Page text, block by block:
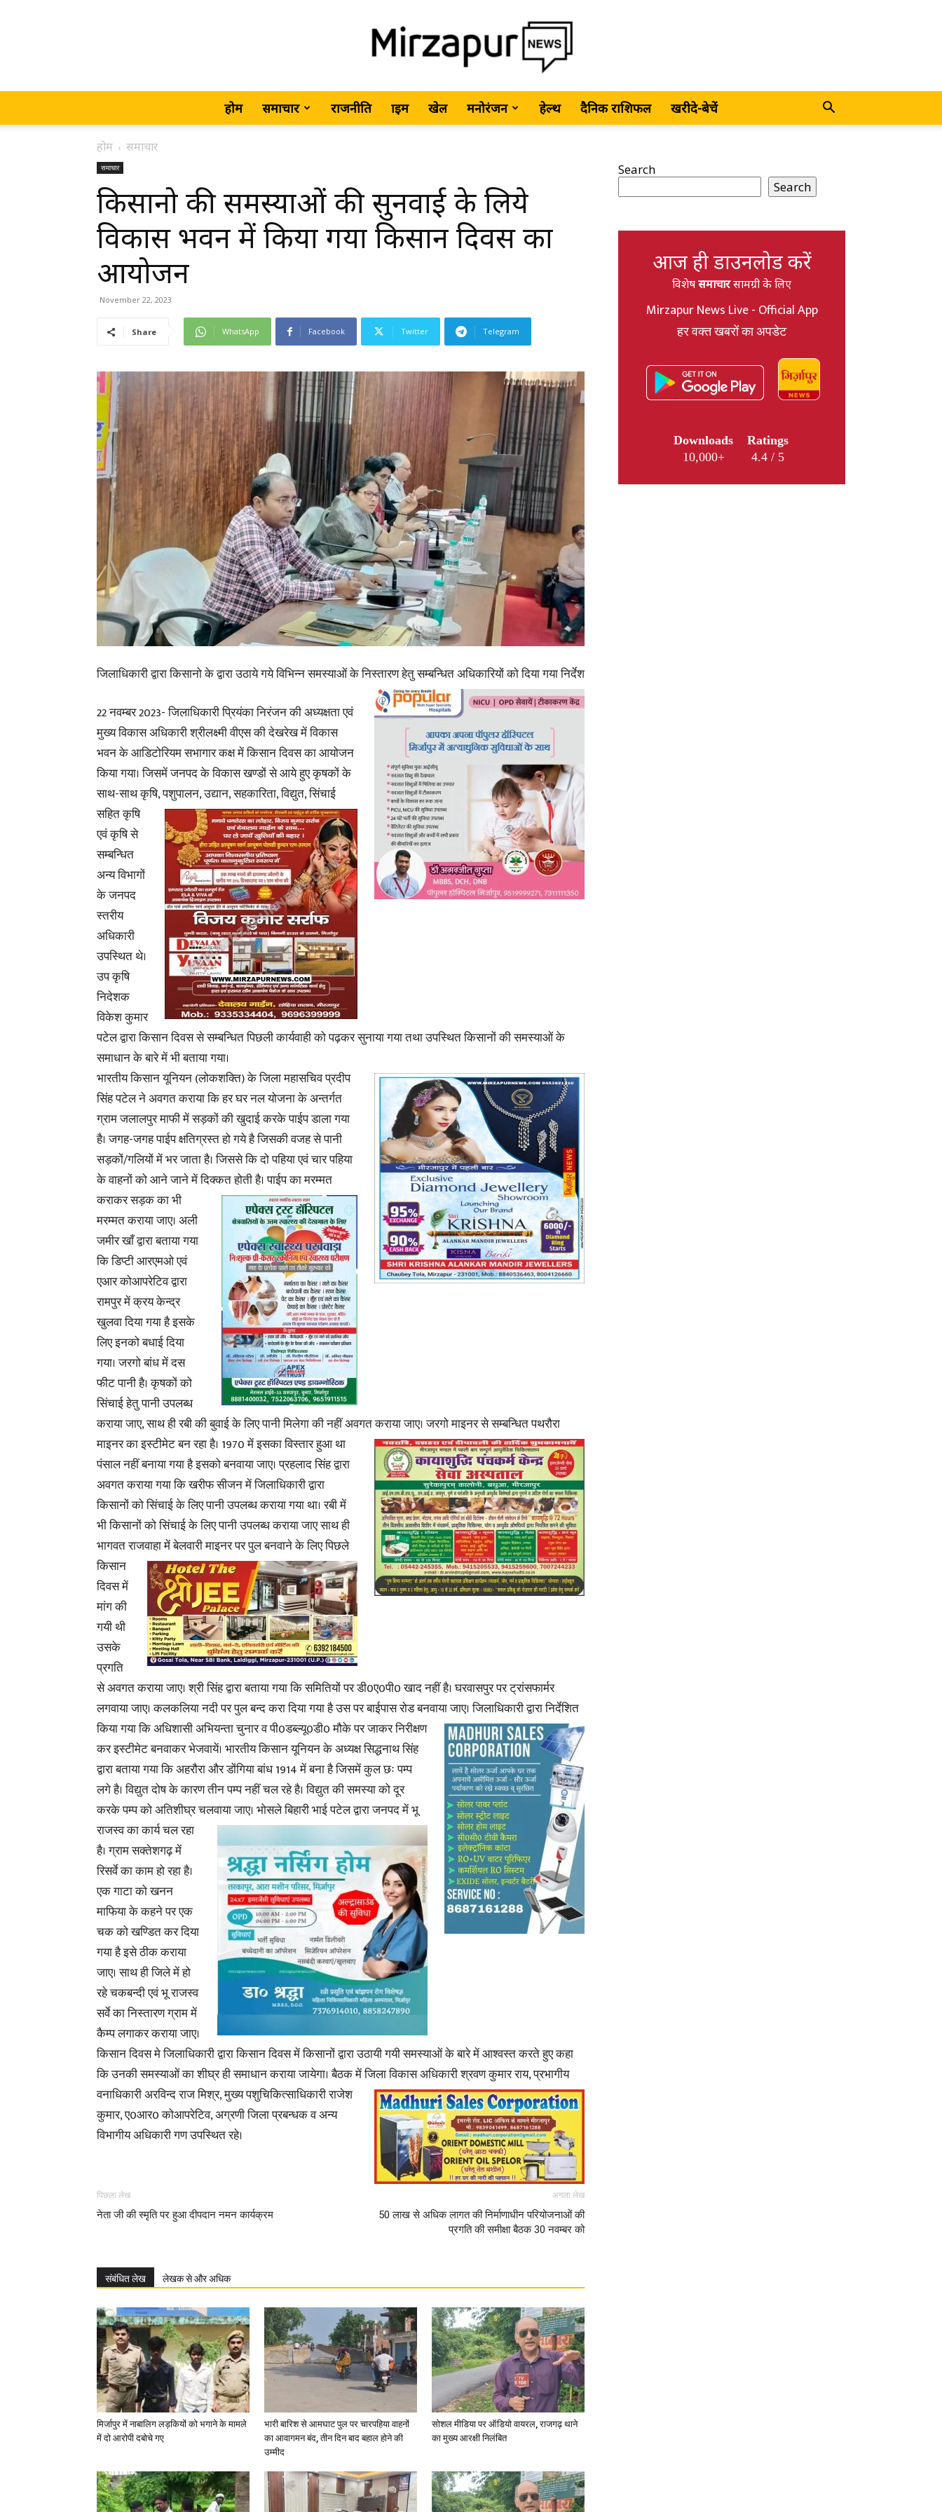
MirzapurNews.com
•
News,
News
in
Hindi,
Today
News
Paper
होम समाचार राजनीति क्राइम खेल मनोरंजन हेल्थ दैनिक राशिफल खरीदे-बेचें
होम समाचार
समाचार
किसानो की समस्याओं की सुनवाई के लिये
विकास भवन में किया गया किसान दिवस का
आयोजन
November 22, 2023
Share WhatsApp Facebook Twitter Telegram
जिलाधिकारी द्वारा किसानो के द्वारा उठाये गये विभिन्न समस्याओं के निस्तारण हेतु सम्बन्धित अधिकारियों को दिया गया निर्देश
22 नवम्बर 2023- जिलाधिकारी प्रियंका निरंजन की अध्यक्षता एवं
मुख्य विकास अधिकारी श्रीलक्ष्मी वीएस की देखरेख में विकास
भवन के आडिटोरियम सभागार कक्ष में किसान दिवस का आयोजन
किया गया। जिसमें जनपद के विकास खण्डों से आये हुए कृषकों के
साथ-साथ कृषि, पशुपालन, उद्यान, सहकारिता,विद्युत, सिंचाई
सहित कृषि
एवं कृषि से
सम्बन्धित
अन्य विभागों
के जनपद
स्तरीय
अधिकारी
उपस्थित थे।
उप कृषि
निदेशक
विकेश कुमार
पटेल द्वारा किसान दिवस से सम्बन्धित पिछली कार्यवाही को पढ़कर सुनाया गया तथा उपस्थित किसानों की समस्याओं के
समाधान के बारे में भी बताया गया।
भारतीय किसान यूनियन (लोकशक्ति) के जिलामहासचिव प्रदीप
सिंह पटेल ने अवगत कराया कि हर घर नल योजना के अन्तर्गत
ग्राम जलालपुर माफी में सड़कों की खुदाई करके पाईप डाला गया
है। जगह-जगह पाईप क्षतिग्रस्त हो गये है जिसकी वजह से पानी
सड़कों/गलियों में भर जाता है। जिससे कि दो पहिया एवं चार पहिया
के वाहनों को आने जाने में दिक्कत होती है। पाईप का मरम्मत
कराकर सड़कका भी
मरम्मत कराया जाए। अली
जमीर खाँ द्वारा बताया गया
कि डिप्टी आरएमओ एवं
एआर कोआपरेटिव द्वारा
रामपुर में क्रय केन्द्र
खुलवा दिया गया है इसके
लिए इनको बधाई दिया
गया। जरगो बांध में दस
फीट पानी है। कृषकों को
सिंचाई हेतु पानी उपलब्ध
कराया जाए, साथ ही रबी की बुवाई के लिए पानी मिलेगा की नहीं अवगत कराया जाए।जरगो माइनर से सम्बन्धित पथरौरा
माइनर का इस्टीमेट बन रहा है। 1970 में इसका विस्तार हुआ था
पंसाल नहीं बनाया गया है इसको बनवाया जाए। प्रहलाद सिंह द्वारा
अवगत कराया गया कि खरीफ सीजन में जिलाधिकारी द्वारा
किसानों को सिंचाई के लिए पानी उपलब्ध कराया गया था। रबी में
भी किसानों को सिंचाई के लिए पानी उपलब्ध कराया जाए साथ ही
भागवत राजवाहा में बेलवारी माइनर पर पुल बनवाने के लिएपिछले
किसान
दिवस में
मांग की
गयी थी
उसके
प्रगति
से अवगत कराया जाए। श्री सिंह द्वारा बताया गया कि समितियों पर डी0ए0पी0 खाद नहीं है। घरवासपुर पर ट्रांसफार्मर
लगवाया जाए। कलकलिया नदी पर पुल बन्द करा दिया गया है उस पर बाईपास रोड बनवाया जाए। जिलाधिकारी द्वारा निर्देशित
किया गया कि अधिशासी अभियन्ता चुनार वपी0डब्ल्यू0डी0 मौके पर जाकर निरीक्षण
कर इस्टीमेट बनवाकर भेजवायें। भारतीय किसान यूनियन के अध्यक्ष सिद्धनाथ सिंह
द्वारा बताया गया कि अहरौरा और डोंगिया बांध 1914 में बना है जिसमें कुल छः पम्प
लगे है। विद्युत दोष के कारण तीन पम्प नहीं चल रहे है। विद्युत की समस्या को दूर
करके पम्प को अतिशीघ्र चलवाया जाए। भोसले बिहारी भाई पटेल द्वारा जनपद में भू
राजस्व का कार्य चल रहा
है। ग्राम सक्तेशगढ़ में
रिसर्वे का काम हो रहा है।
एक गाटा को खनन
माफिया के कहने पर एक
चक को खण्डित कर दिया
गया है इसे ठीक कराया
जाए। साथ ही जिले में हो
रहे चकबन्दी एवं भू राजस्व
सर्वे का निस्तारण ग्राम में
कैम्प लगाकर कराया जाए।
किसान दिवस मे जिलाधिकारी द्वारा किसान दिवस में किसानों द्वारा उठायी गयी समस्याओं के बारे में आश्वस्त करते हुए कहा
कि उनकी समस्याओं का शीघ्र ही समाधान कराया जायेगा। बैठक में जिला विकास अधिकारी श्रवण कुमार राय, प्रभागीय
वनाधिकारी अरविन्द राज मिश्र, मुख्य पशुचिकित्साधिकारी राजेश
कुमार, ए0आर0 कोआपरेटिव, अग्रणी जिला प्रबन्धक व अन्य
विभागीय अधिकारी गण उपस्थित रहे।
पिछला लेख
नेता जी की स्मृति पर हुआ दीपदान नमन कार्यक्रम
अगला लेख
50 लाख से अधिक लागत की निर्माणाधीन परियोजनाओं की
प्रगति की समीक्षा बैठक 30 नवम्बर को
संबंधित लेख लेखक से और अधिक
मिर्जापुर में नाबालिग लड़कियों को भगाने के मामले
में दो आरोपी दबोचे गए
भारी बारिश से आमघाट पुल पर चारपहिया वाहनों
का आवागमन बंद, तीन दिन बाद बहाल होने की
उम्मीद
सोशल मीडिया पर ऑडियो वायरल, राजगढ़ थाने
का मुख्य आरक्षी निलंबित
Search
Search
आज ही डाउनलोड करें
विशेषसमाचारसामग्री के लिए
Mirzapur News Live - Official App
हर वक्त खबरों का अपडेट
Downloads
10,000+
Ratings
4.4 / 5